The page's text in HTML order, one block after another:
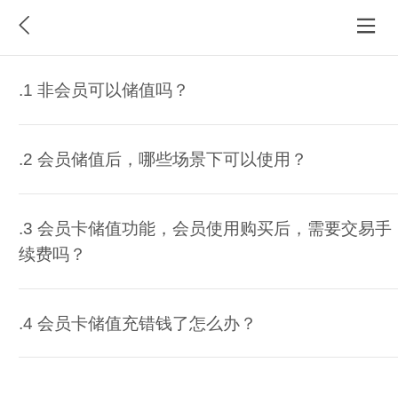
.1 非会员可以储值吗？
.2 会员储值后，哪些场景下可以使用？
.3 会员卡储值功能，会员使用购买后，需要交易手
续费吗？
.4 会员卡储值充错钱了怎么办？